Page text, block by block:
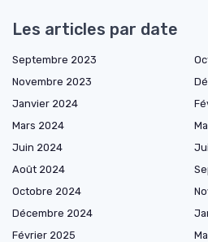
Les articles par date
Septembre 2023
Novembre 2023
Janvier 2024
Mars 2024
Juin 2024
Août 2024
Octobre 2024
Décembre 2024
Février 2025